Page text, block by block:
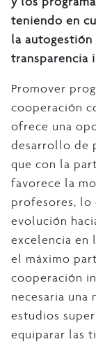
teniendo en
la
transparencia
Promover
cooperación
ofrece una
desarrollo de
que con la
favorece la
profesores, lo
evolución
excelencia en
el máximo
cooperación
necesaria
estudios
equiparar las